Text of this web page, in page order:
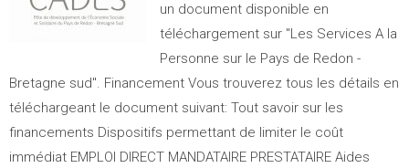
un document disponible en
téléchargement sur "Les Services A la
Personne sur le Pays de Redon -
Bretagne sud". Financement Vous trouverez tous les détails en
téléchargeant le document suivant: Tout savoir sur les
financements Dispositifs permettant de limiter le coût
immédiat EMPLOI DIRECT MANDATAIRE PRESTATAIRE Aides